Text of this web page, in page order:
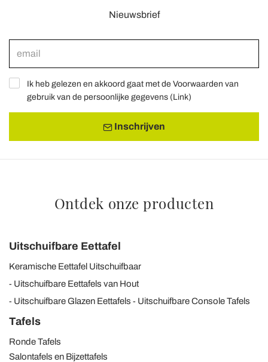
Nieuwsbrief
Ik heb gelezen en akkoord gaat met de Voorwaarden van
gebruik van de persoonlijke gegevens (Link)
Inschrijven
Ontdek onze producten
Uitschuifbare Eettafel
Keramische Eettafel Uitschuifbaar
Uitschuifbare Eettafels van Hout
Uitschuifbare Glazen Eettafels
Uitschuifbare Console Tafels
Tafels
Ronde Tafels
Salontafels en Bijzettafels